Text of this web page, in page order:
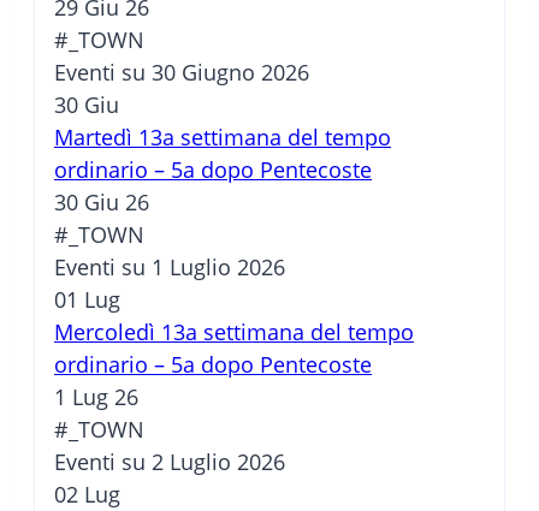
29 Giu 26
#_TOWN
Eventi su 30 Giugno 2026
30 Giu
Martedì 13a settimana del tempo
ordinario – 5a dopo Pentecoste
30 Giu 26
#_TOWN
Eventi su 1 Luglio 2026
01 Lug
Mercoledì 13a settimana del tempo
ordinario – 5a dopo Pentecoste
1 Lug 26
#_TOWN
Eventi su 2 Luglio 2026
02 Lug